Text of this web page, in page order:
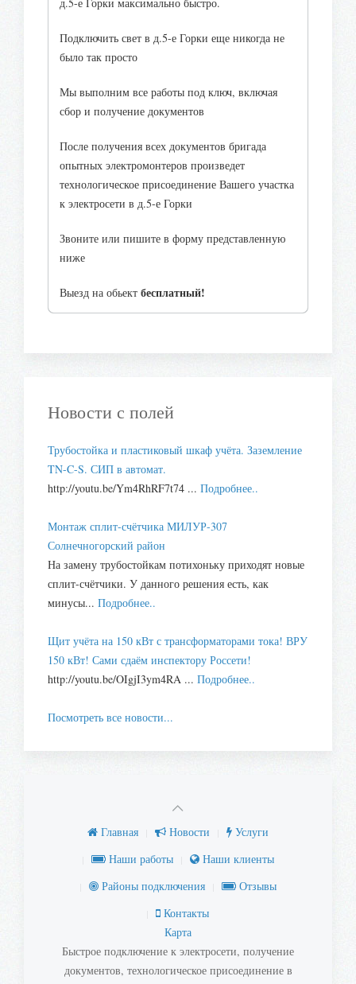
Подключить свет в д.5-е Горки еще никогда не
было так просто
Мы выполним все работы под ключ, включая
сбор и получение документов
После получения всех документов бригада
опытных электромонтеров произведет
технологическое присоединение Вашего участка
к электросети в д.5-е Горки
Звоните или пишите в форму представленную
ниже
Выезд на обьект бесплатный!
Новости с полей
Трубостойка и пластиковый шкаф учёта. Заземление
TN-C-S. СИП в автомат.
http://youtu.be/Ym4RhRF7t74 ... Подробнее..
Монтаж сплит-счётчика МИЛУР-307
Солнечногорский район
На замену трубостойкам потихоньку приходят новые
сплит-счётчики. У данного решения есть, как
минусы... Подробнее..
Щит учёта на 150 кВт с трансформаторами тока! ВРУ
150 кВт! Сами сдаём инспектору Россети!
http://youtu.be/OIgjI3ym4RA ... Подробнее..
Посмотреть все новости...
Главная Новости
Услуги
Наши работы
Наши клиенты
Районы подключения
Отзывы
Контакты
Карта
Быстрое подключение к электросети, получение
документов, технологическое присоединение в